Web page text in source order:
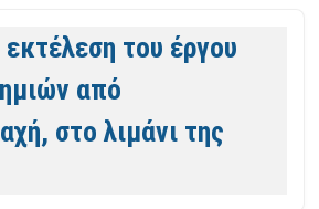
του έργου
από
στο λιμάνι της